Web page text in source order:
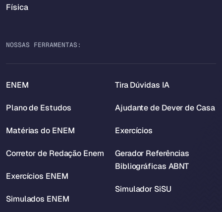
Física
NOSSAS FERRAMENTAS:
ENEM
Plano de Estudos
Matérias do ENEM
Corretor de Redação Enem
Exercícios ENEM
Simulados ENEM
Tira Dúvidas IA
Ajudante de Dever de Casa
Exercícios
Gerador Referências
Bibliográficas ABNT
Simulador SiSU